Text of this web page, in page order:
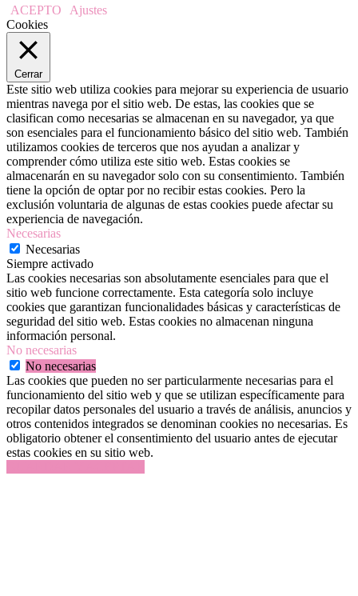
ACEPTO
Ajustes
Cookies
Cerrar
Este sitio web utiliza cookies para mejorar su experiencia de usuario
mientras navega por el sitio web. De estas, las cookies que se
clasifican como necesarias se almacenan en su navegador, ya que
son esenciales para el funcionamiento básico del sitio web. También
utilizamos cookies de terceros que nos ayudan a analizar y
comprender cómo utiliza este sitio web. Estas cookies se
almacenarán en su navegador solo con su consentimiento. También
tiene la opción de optar por no recibir estas cookies. Pero la
exclusión voluntaria de algunas de estas cookies puede afectar su
experiencia de navegación.
Necesarias
Necesarias
Siempre activado
Las cookies necesarias son absolutamente esenciales para que el
sitio web funcione correctamente. Esta categoría solo incluye
cookies que garantizan funcionalidades básicas y características de
seguridad del sitio web. Estas cookies no almacenan ninguna
información personal.
No necesarias
No necesarias
Las cookies que pueden no ser particularmente necesarias para el
funcionamiento del sitio web y que se utilizan específicamente para
recopilar datos personales del usuario a través de análisis, anuncios y
otros contenidos integrados se denominan cookies no necesarias. Es
obligatorio obtener el consentimiento del usuario antes de ejecutar
estas cookies en su sitio web.